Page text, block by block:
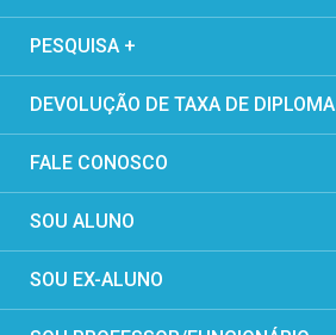
PESQUISA +
DEVOLUÇÃO DE TAXA DE DIPLOMA
FALE CONOSCO
SOU ALUNO
SOU EX-ALUNO